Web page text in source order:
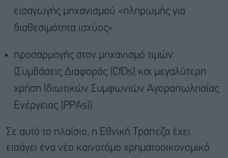
εισαγωγής μηχανισμού «πληρωμής για
διαθεσιμότητα ισχύος»
προσαρμογής στον μηχανισμό τιμών
(Συμβάσεις Διαφοράς (CfDs) και μεγαλύτερη
χρήση Ιδιωτικών Συμφωνιών Αγοραπωλησίας
Ενέργειας (PPAs))
Σε αυτό το πλαίσιο, η Εθνική Τράπεζα έχει
εισάγει ένα νέο καινοτόμο χρηματοοικονομικό